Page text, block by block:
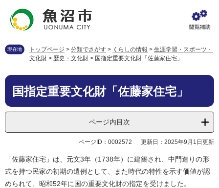
先
す
を
し
現在地 トップページ > 分類でさがす > くらしの情報 > 生涯学習・スポーツ・
文化財 > 歴史・文化財 > 国指定重要文化財「佐藤家住宅」
本
国指定重要文化財「佐藤家住宅」
ページ内目次
ページID：0002572 更新日：2025年9月1日更新
「佐藤家住宅」は、元文3年（1738年）に建築され、中門造りの形
式を持つ民家の初期の遺例として、また時代の特性を示す価値が認
められて、昭和52年に国の重要文化財の指定を受けました。